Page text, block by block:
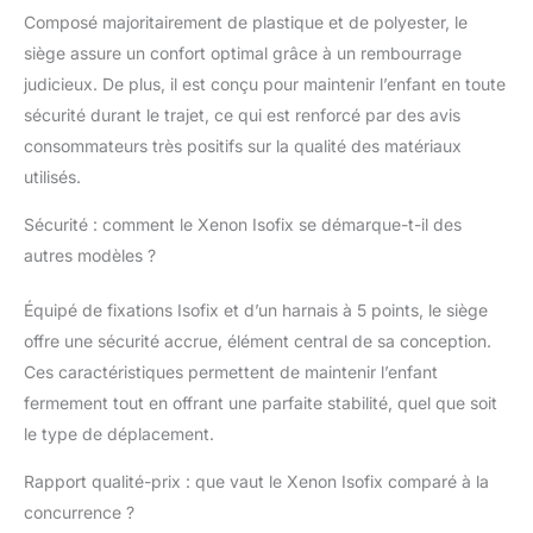
s’installe grâce aux
fixations isofix + top
tether afin de limiter les
erreurs d’installation.
TETIERE : Le siège est
équipé d’une têtière
croissance de votre
coussins amovibles
ainsi que de plusieurs
inclinaisons, pour un
maximum de confort
lors des siestes et des
Composé majoritairement de plastique et de polyester, le
siège assure un confort optimal grâce à un rembourrage
judicieux. De plus, il est conçu pour maintenir l’enfant en toute
sécurité durant le trajet, ce qui est renforcé par des avis
consommateurs très positifs sur la qualité des matériaux
utilisés.
Sécurité : comment le Xenon Isofix se démarque-t-il des
autres modèles ?
Équipé de fixations Isofix et d’un harnais à 5 points, le siège
offre une sécurité accrue, élément central de sa conception.
Ces caractéristiques permettent de maintenir l’enfant
fermement tout en offrant une parfaite stabilité, quel que soit
le type de déplacement.
Rapport qualité-prix : que vaut le Xenon Isofix comparé à la
concurrence ?